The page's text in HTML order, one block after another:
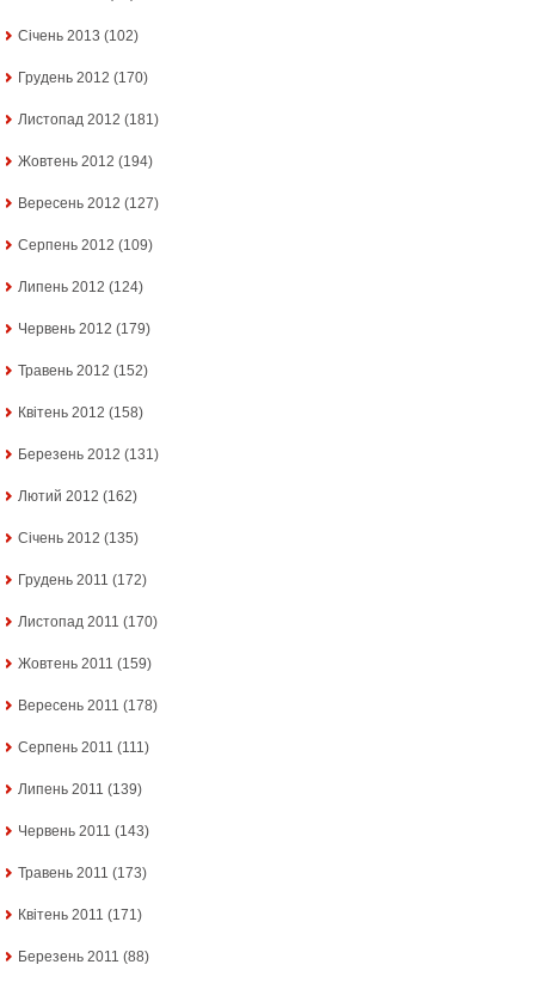
Січень 2013 (102)
Грудень 2012 (170)
Листопад 2012 (181)
Жовтень 2012 (194)
Вересень 2012 (127)
Серпень 2012 (109)
Липень 2012 (124)
Червень 2012 (179)
Травень 2012 (152)
Квітень 2012 (158)
Березень 2012 (131)
Лютий 2012 (162)
Січень 2012 (135)
Грудень 2011 (172)
Листопад 2011 (170)
Жовтень 2011 (159)
Вересень 2011 (178)
Серпень 2011 (111)
Липень 2011 (139)
Червень 2011 (143)
Травень 2011 (173)
Квітень 2011 (171)
Березень 2011 (88)